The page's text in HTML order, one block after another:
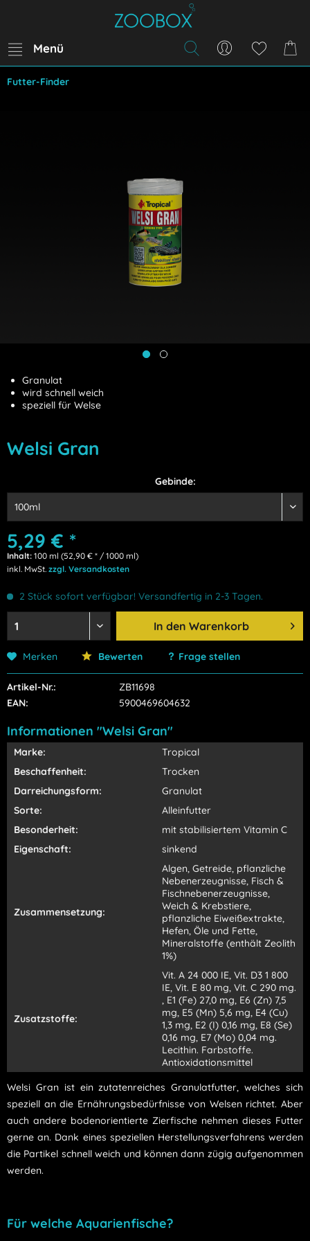
Menü
Futter-Finder
Granulat
wird schnell weich
speziell für Welse
Welsi Gran
Gebinde:
5,29 € *
Inhalt: 100 ml (52,90 € * / 1000 ml)
inkl. MwSt. zzgl. Versandkosten
2 Stück sofort verfügbar! Versandfertig in 2-3 Tagen.
In den Warenkorb
Merken Bewerten Frage stellen
Artikel-Nr.:
ZB11698
EAN:
5900469604632
Informationen "Welsi Gran"
Marke:
Tropical
Beschaffenheit:
Trocken
Darreichungsform:
Granulat
Sorte:
Alleinfutter
Besonderheit:
mit stabilisiertem Vitamin C
Eigenschaft:
sinkend
Zusammensetzung:
Algen, Getreide, pflanzliche
Nebenerzeugnisse, Fisch &
Fischnebenerzeugnisse,
Weich & Krebstiere,
pflanzliche Eiweißextrakte,
Hefen, Öle und Fette,
Mineralstoffe (enthält Zeolith
1%)
Zusatzstoffe:
Vit. A 24 000 IE, Vit. D3 1 800
IE, Vit. E 80 mg, Vit. C 290 mg.
, E1 (Fe) 27,0 mg, E6 (Zn) 7,5
mg, E5 (Mn) 5,6 mg, E4 (Cu)
1,3 mg, E2 (I) 0,16 mg, E8 (Se)
0,16 mg, E7 (Mo) 0,04 mg.
Lecithin. Farbstoffe.
Antioxidationsmittel
Welsi Gran ist ein zutatenreiches Granulatfutter, welches sich
speziell an die Ernährungsbedürfnisse von Welsen richtet. Aber
auch andere bodenorientierte Zierfische nehmen dieses Futter
gerne an. Dank eines speziellen Herstellungsverfahrens werden
die Partikel schnell weich und können dann zügig aufgenommen
werden.
Für welche Aquarienfische?